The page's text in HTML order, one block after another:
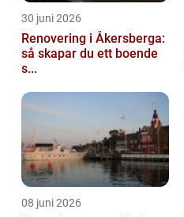
30 juni 2026
Renovering i Åkersberga:
så skapar du ett boende
s...
08 juni 2026